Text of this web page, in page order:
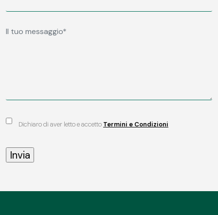
Dichiaro di aver letto e accetto Termini e Condizioni